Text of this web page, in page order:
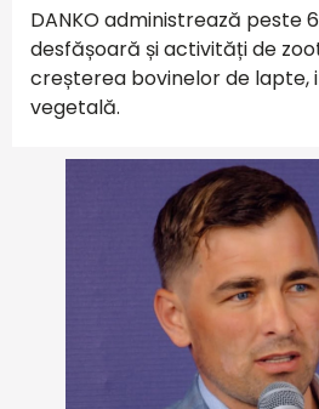
DANKO administrează peste
desfășoară și activități de
creșterea bovinelor de
vegetală.